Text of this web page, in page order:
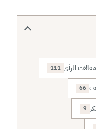
مقالات الرأي 111
66
9